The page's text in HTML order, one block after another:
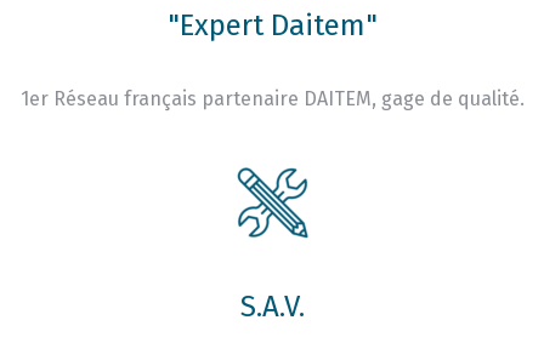
"Expert Daitem"
1er Réseau français partenaire DAITEM, gage de qualité.
S.A.V.